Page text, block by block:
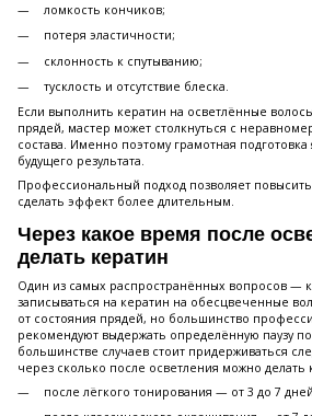
ломкость кончиков;
потеря эластичности;
склонность к спутыванию;
тусклость и отсутствие блеска.
Если выполнить кератин на осветлённые
прядей, мастер может столкнуться с
состава. Именно поэтому грамотная
будущего результата.
Профессиональный подход позволяет
сделать эффект более длительным.
Через какое время после
делать кератин
Один из самых распространённых вопросов —
записываться на кератин на обесцвеченные
от состояния прядей, но большинство
рекомендуют выдержать определённую паузу
большинстве случаев стоит придерживаться
через сколько после осветления можно делать
после лёгкого тонирования — от 3 до 7